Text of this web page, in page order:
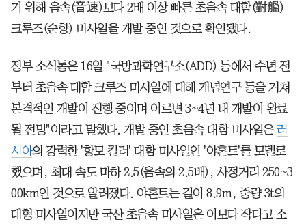
기 위해 음속(音速)보다 2배 이상 빠른 초음속 대함(對艦)
크루즈(순항) 미사일을 개발 중인 것으로 확인됐다.
정부 소식통은 16일 "국방과학연구소(ADD) 등에서 수년 전
부터 초음속 대함 크루즈 미사일에 대해 개념연구 등을 거쳐
본격적인 개발이 진행 중이며 이르면 3~4년 내 개발이 완료
될 전망"이라고 말했다. 개발 중인 초음속 대함 미사일은 러
시아의 강력한 '항모 킬러' 대함 미사일인 '야혼트'를 모델로
했으며, 최대 속도 마하 2.5(음속의 2.5배), 사정거리 250~3
00km인 것으로 알려졌다. 야혼트는 길이 8.9m, 중량 3t의
대형 미사일이지만 국산 초음속 미사일은 이보다 작다고 소